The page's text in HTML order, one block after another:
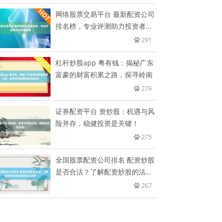
网络股票交易平台 最新配资公司
排名榜，专业评测助力投资者选
291
杠杆炒股app 粤有钱：揭秘广东
富豪的财富积累之路，探寻岭南
279
证券配资平台 资炒股：机遇与风
险并存，稳健投资是关键！
275
全国股票配资公司排名 配资炒股
是否合法？了解配资炒股的法律
267